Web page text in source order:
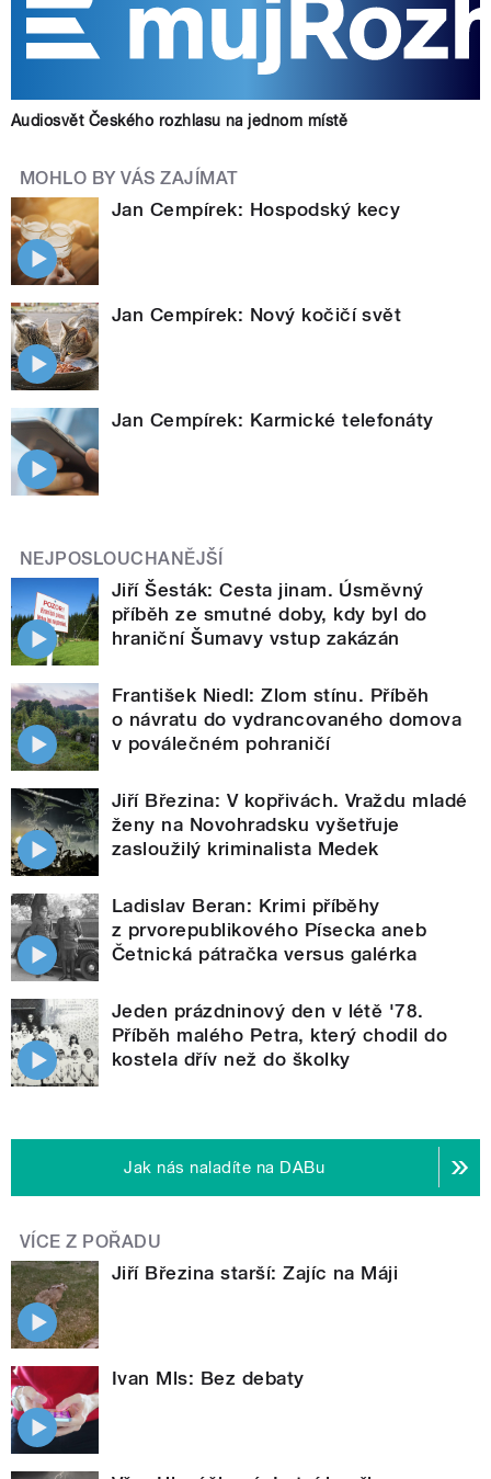
Audiosvět Českého rozhlasu na jednom místě
MOHLO BY VÁS ZAJÍMAT
Jan Cempírek: Hospodský kecy
Jan Cempírek: Nový kočičí svět
Jan Cempírek: Karmické telefonáty
NEJPOSLOUCHANĚJŠÍ
Jiří Šesták: Cesta jinam. Úsměvný
příběh ze smutné doby, kdy byl do
hraniční Šumavy vstup zakázán
František Niedl: Zlom stínu. Příběh
o návratu do vydrancovaného domova
v poválečném pohraničí
Jiří Březina: V kopřivách. Vraždu mladé
ženy na Novohradsku vyšetřuje
zasloužilý kriminalista Medek
Ladislav Beran: Krimi příběhy
z prvorepublikového Písecka aneb
Četnická pátračka versus galérka
Jeden prázdninový den v létě '78.
Příběh malého Petra, který chodil do
kostela dřív než do školky
Jak nás naladíte na DABu
VÍCE Z POŘADU
Jiří Březina starší: Zajíc na Máji
Ivan Mls: Bez debaty